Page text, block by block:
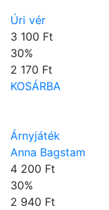
Úri vér
3 100 Ft
30%
2 170 Ft
KOSÁRBA
Árnyjáték
Anna Bagstam
4 200 Ft
30%
2 940 Ft